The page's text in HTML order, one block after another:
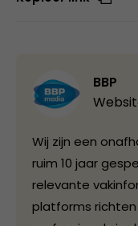
BBP
Wij zijn een
ruim 10 jaar
relevante
platforms richten